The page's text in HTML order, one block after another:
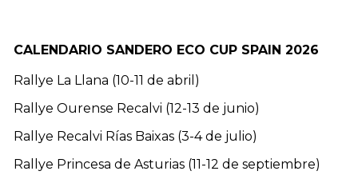
CALENDARIO SANDERO ECO CUP SPAIN 2026
Rallye La Llana (10-11 de abril)
Rallye Ourense Recalvi (12-13 de junio)
Rallye Recalvi Rías Baixas (3-4 de julio)
Rallye Princesa de Asturias (11-12 de septiembre)